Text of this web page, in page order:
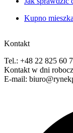
Kupno
Kontakt
Tel.: +48 22 825 60
Kontakt w dni
E-mail: